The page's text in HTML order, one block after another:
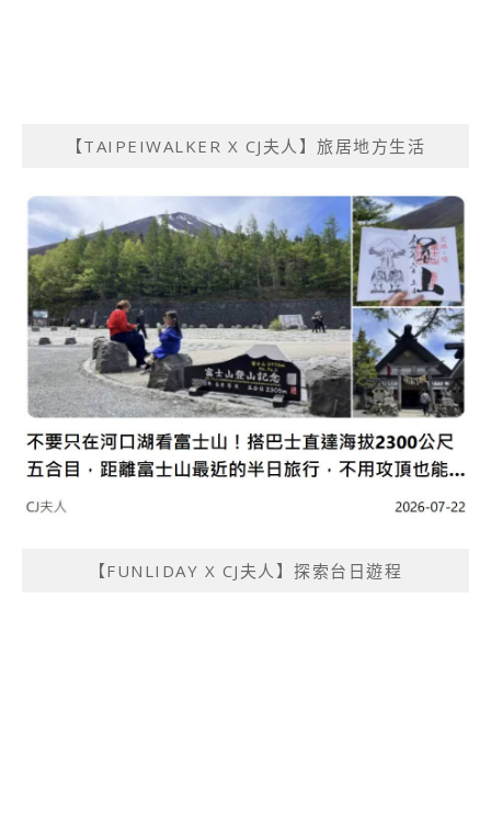
【TAIPEIWALKER X CJ夫人】旅居地方生活
【FUNLIDAY X CJ夫人】探索台日遊程